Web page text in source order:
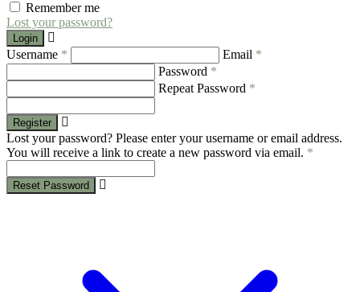
Remember me
Lost your password?
Login
Username * Email *
Password *
Repeat Password *
Register
Lost your password? Please enter your username or email address.
You will receive a link to create a new password via email. *
Reset Password